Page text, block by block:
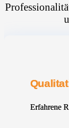
Erfahrene